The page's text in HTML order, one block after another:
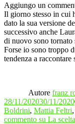
Aggiungo un
Il giorno stesso in cui
dato la sua versione
successivo anche
di nuovo sono tornato
Forse io sono troppo
tendenza a
Autore franz
28/11/202030/11/2020
Boldrini, Mattia Feltri,
commento su La